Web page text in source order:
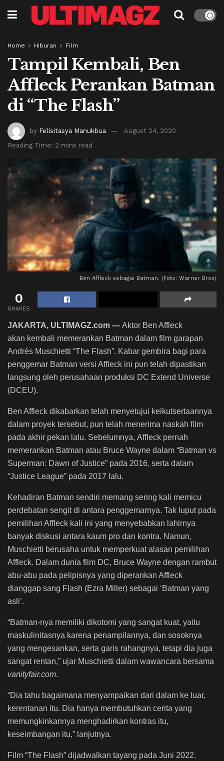
Home Hiburan Film
Tampil Kembali, Ben
Affleck Perankan Batman
di “The Flash”
by Felisitasya Manukbua
August 24, 2020
Reading Time: 2 mins read
Ben Affleck sebagai Batman. (Foto: Warner Bros)
0
SHARES
JAKARTA, ULTIMAGZ.com ― Aktor Ben Affleck
akan kembali memerankan Batman dalam film garapan
Andrés Muschietti “The Flash”. Kabar gembira bagi para
penggemar Batman versi Affleck ini pun telah dipastikan
langsung oleh perusahaan produksi DC Extend Universe
(DCEU).
Ben Affleck dikabarkan telah menyetujui keikutsertaannya
dalam proyek tersebut, pun telah menerima naskah film
pada akhir pekan lalu. Sebelumnya, Affleck pernah
memerankan Batman atau Bruce Wayne dalam “Batman vs
Superman: Dawn of Justice” pada 2016, serta dalam
“Justice League” pada 2017 lalu.
Kehadiran Batman sendiri memang sering kali memicu
perdebatan sengit di antara penggemarnya. Tak luput pada
pemilihan Affleck kali ini yang menyebabkan lahirnya
banyak diskusi antara kaum pro dan kontra. Namun,
Muschietti berusaha untuk memperkuat alasan pemilihan
Affleck. Dalam dunia film DC, Bruce Wayne dengan rambut
abu-abu pada pelipisnya yang diperankan Affleck
dianggap sang Flash (Ezra Miller) sebagai ‘Batman yang
asli’.
“Batman-nya memiliki dikotomi yang sangat kuat, yaitu
maskulinitasnya karena penampilannya, dan sosoknya
yang mengesankan, serta garis rahangnya, tetapi dia juga
sangat rentan,” ujar Muschietti dalam wawancara bersama
vanityfair.com.
“Dia tahu bagaimana menyampaikan dari dalam ke luar,
kerentanan itu. Dia hanya membutuhkan cerita yang
memungkinkannya menghadirkan kontras itu,
keseimbangan itu,” lanjutnya.
Film “The Flash” dijadwalkan tayang pada Juni 2022.